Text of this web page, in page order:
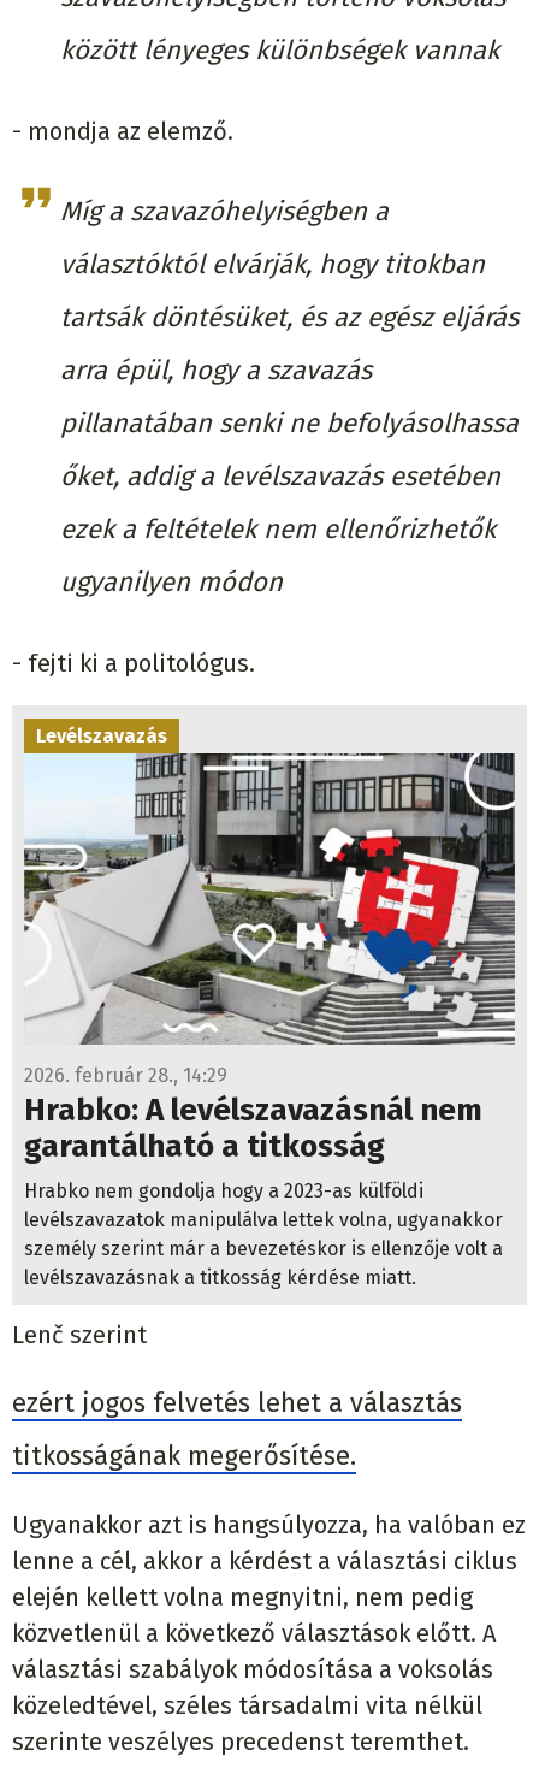
között lényeges különbségek vannak
- mondja az elemző.
Míg a szavazóhelyiségben a
választóktól elvárják, hogy titokban
tartsák döntésüket, és az egész eljárás
arra épül, hogy a szavazás
pillanatában senki ne befolyásolhassa
őket, addig a levélszavazás esetében
ezek a feltételek nem ellenőrizhetők
ugyanilyen módon
- fejti ki a politológus.
Levélszavazás
2026. február 28., 14:29
Hrabko: A levélszavazásnál nem
garantálható a titkosság
Hrabko nem gondolja hogy a 2023-as külföldi
levélszavazatok manipulálva lettek volna, ugyanakkor
személy szerint már a bevezetéskor is ellenzője volt a
levélszavazásnak a titkosság kérdése miatt.
Lenč szerint
ezért jogos felvetés lehet a választás
titkosságának megerősítése.
Ugyanakkor azt is hangsúlyozza, ha valóban ez
lenne a cél, akkor a kérdést a választási ciklus
elején kellett volna megnyitni, nem pedig
közvetlenül a következő választások előtt. A
választási szabályok módosítása a voksolás
közeledtével, széles társadalmi vita nélkül
szerinte veszélyes precedenst teremthet.